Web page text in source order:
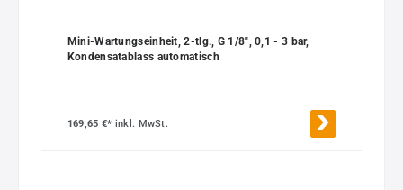
Mini-Wartungseinheit, 2-tlg., G 1/8", 0,1 - 3 bar,
Kondensatablass automatisch
169,65 €* inkl. MwSt.